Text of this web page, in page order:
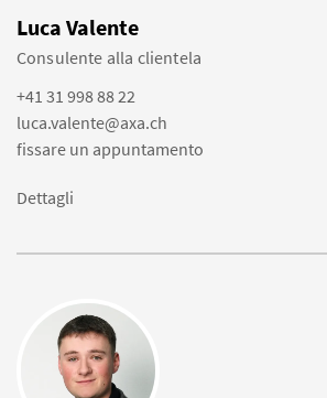
Luca Valente
Consulente alla clientela
+41 31 998 88 22
luca.valente@axa.ch
fissare un appuntamento
Dettagli